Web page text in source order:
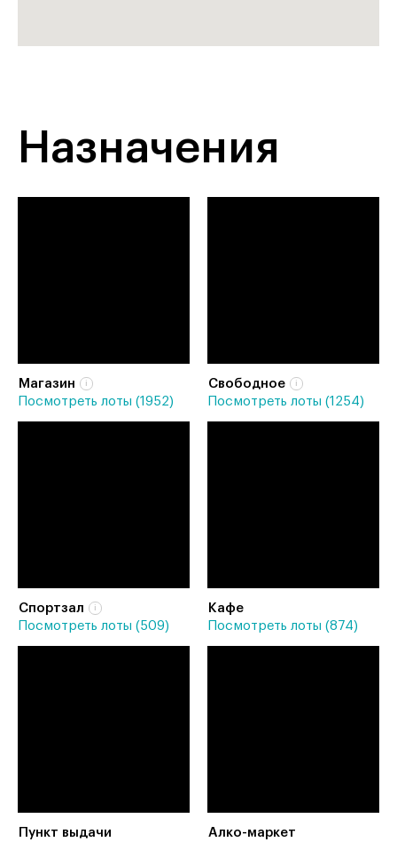
Назначения
Магазин
Посмотреть лоты (1952)
Свободное
Посмотреть лоты (1254)
Спортзал
Посмотреть лоты (509)
Кафе
Посмотреть лоты (874)
Пункт выдачи
Алко-маркет